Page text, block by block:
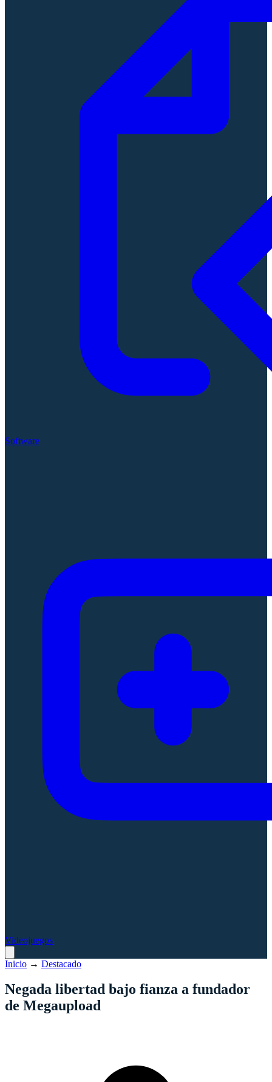
Software
Videojuegos
Inicio → Destacado
Negada libertad bajo fianza a fundador
de Megaupload